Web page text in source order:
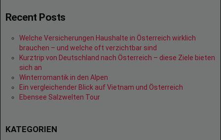
Recent Posts
Welche Versicherungen Haushalte in Österreich wirklich
brauchen – und welche oft verzichtbar sind
Kurztrip von Deutschland nach Österreich – diese Ziele bieten
sich an
Winterromantik in den Alpen
Ein vergleichender Blick auf Vietnam und Österreich
Ebensee Salzwelten Tour
KATEGORIEN